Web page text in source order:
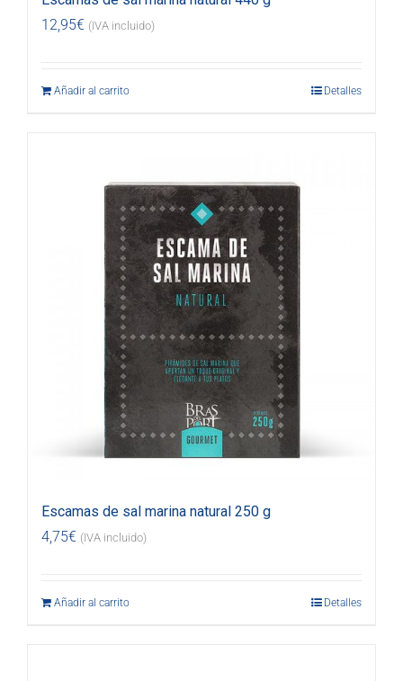
12,95€ (IVA incluido)
Añadir al carrito Detalles
Escamas de sal marina natural 250 g
4,75€ (IVA incluido)
Añadir al carrito Detalles